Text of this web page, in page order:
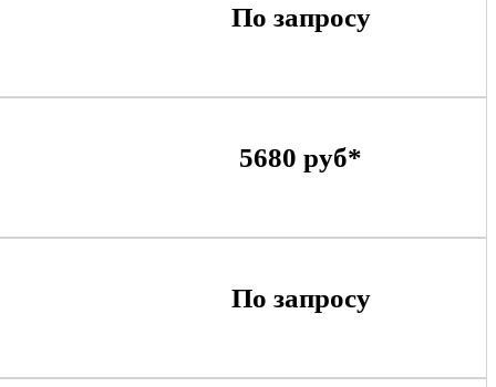
По запросу
5680 руб*
По запросу